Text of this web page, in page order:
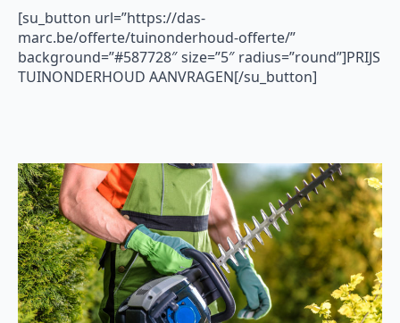
[su_button url=”https://das-
marc.be/offerte/tuinonderhoud-offerte/”
background=”#587728″ size=”5″ radius=”round”]PRIJS
TUINONDERHOUD AANVRAGEN[/su_button]